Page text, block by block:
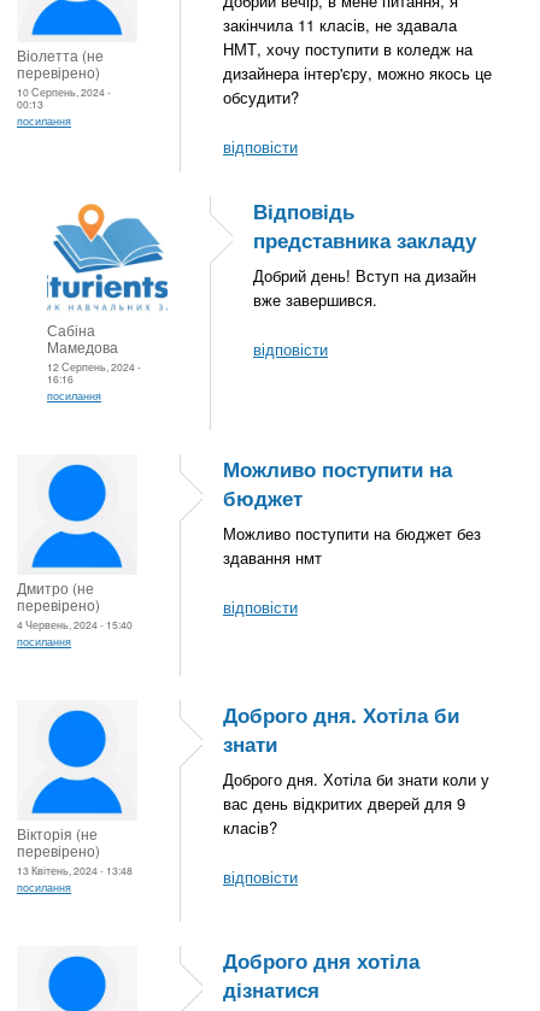
Віолетта (не
перевірено)
10 Серпень, 2024 -
00:13
посилання
закінчила 11 класів, не здавала
НМТ, хочу поступити в коледж на
дизайнера інтер'єру, можно якось це
обсудити?
відповісти
Сабіна
Мамедова
12 Серпень, 2024 -
16:16
посилання
Відповідь
представника закладу
Добрий день! Вступ на дизайн
вже завершився.
відповісти
Дмитро (не
перевірено)
4 Червень, 2024 - 15:40
посилання
Можливо поступити на
бюджет
Можливо поступити на бюджет без
здавання нмт
відповісти
Вікторія (не
перевірено)
13 Квітень, 2024 - 13:48
посилання
Доброго дня. Хотіла би
знати
Доброго дня. Хотіла би знати коли у
вас день відкритих дверей для 9
класів?
відповісти
Доброго дня хотіла
дізнатися